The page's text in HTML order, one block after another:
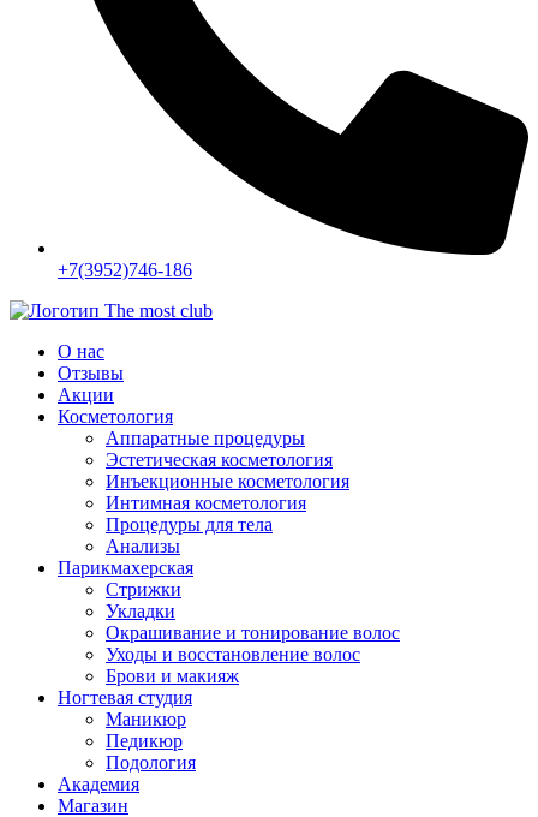
+7(3952)746-186
О нас
Отзывы
Акции
Косметология
Аппаратные процедуры
Эстетическая косметология
Инъекционные косметология
Интимная косметология
Процедуры для тела
Анализы
Парикмахерская
Стрижки
Укладки
Окрашивание и тонирование волос
Уходы и восстановление волос
Брови и макияж
Ногтевая студия
Маникюр
Педикюр
Подология
Академия
Магазин